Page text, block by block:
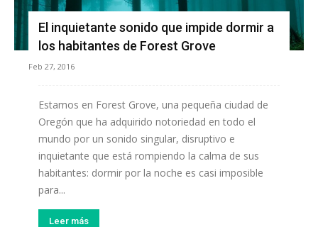
El inquietante sonido que impide dormir a
los habitantes de Forest Grove
Feb 27, 2016
Estamos en Forest Grove, una pequeña ciudad de
Oregón que ha adquirido notoriedad en todo el
mundo por un sonido singular, disruptivo e
inquietante que está rompiendo la calma de sus
habitantes: dormir por la noche es casi imposible
para...
Leer más